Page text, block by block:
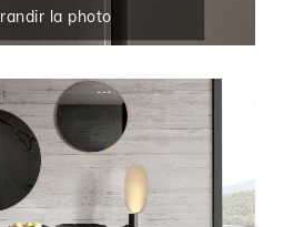
la photo